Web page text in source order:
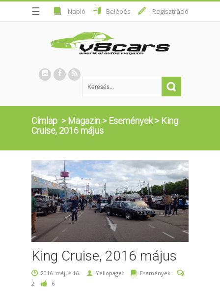
☰ Napló Belépés Regisztráció
Címlap > Magazin > Események> King
Cruise, 2016 május
King Cruise, 2016 május
2016. május 16. Yellopages
Események
2
6